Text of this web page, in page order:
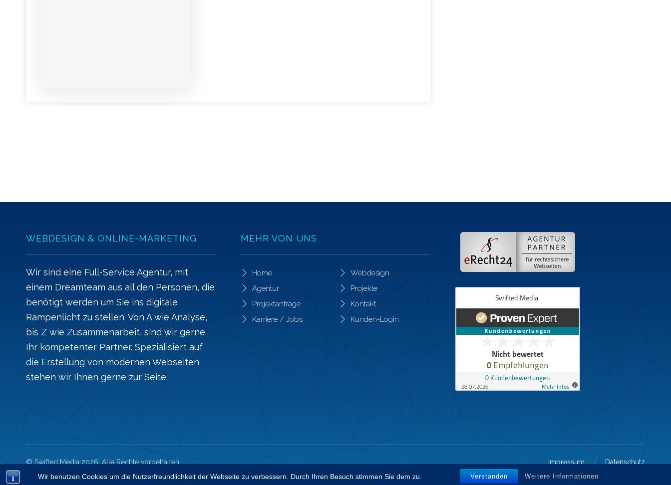
Wir benutzen Cookies um die Nutzerfreundlichkeit der Webseite zu verbessern. Durch Ihren Besuch stimmen Sie dem zu. Verstanden Weitere Informationen
WEBDESIGN & ONLINE-MARKETING
Wir sind eine Full-Service Agentur, mit
einem Dreamteam aus all den Personen, die
benötigt werden um Sie ins digitale
Rampenlicht zu stellen. Von A wie Analyse,
bis Z wie Zusammenarbeit, sind wir gerne
Ihr kompetenter Partner. Spezialisiert auf
die Erstellung von modernen Webseiten
stehen wir Ihnen gerne zur Seite.
MEHR VON UNS
Home
Webdesign
Agentur
Projekte
Projektanfrage
Kontakt
Karriere / Jobs
Kunden-Login
© Swifted Media 2026. Alle Rechte vorbehalten. Datenschutz
Impressum